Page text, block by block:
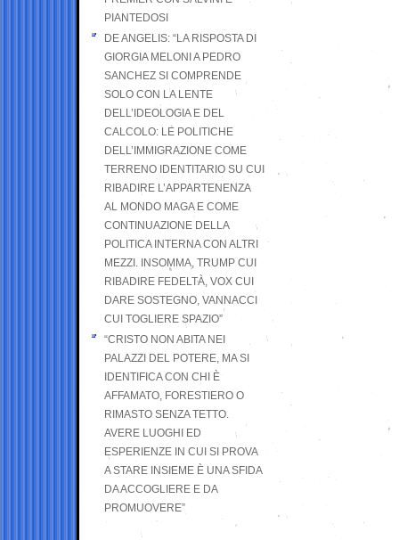
PIANTEDOSI
DE ANGELIS: “LA RISPOSTA DI
GIORGIA MELONI A PEDRO
SANCHEZ SI COMPRENDE
SOLO CON LA LENTE
DELL’IDEOLOGIA E DEL
CALCOLO: LE POLITICHE
DELL’IMMIGRAZIONE COME
TERRENO IDENTITARIO SU CUI
RIBADIRE L’APPARTENENZA
AL MONDO MAGA E COME
CONTINUAZIONE DELLA
POLITICA INTERNA CON ALTRI
MEZZI. INSOMMA, TRUMP CUI
RIBADIRE FEDELTÀ, VOX CUI
DARE SOSTEGNO, VANNACCI
CUI TOGLIERE SPAZIO”
“CRISTO NON ABITA NEI
PALAZZI DEL POTERE, MA SI
IDENTIFICA CON CHI È
AFFAMATO, FORESTIERO O
RIMASTO SENZA TETTO.
AVERE LUOGHI ED
ESPERIENZE IN CUI SI PROVA
A STARE INSIEME È UNA SFIDA
DA ACCOGLIERE E DA
PROMUOVERE”